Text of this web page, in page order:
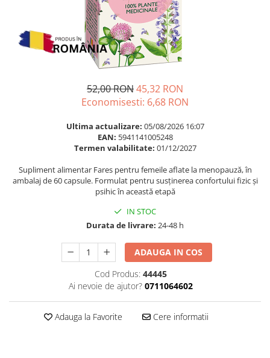
Par si unghii
Probiotice si prebiotice
Slabire si control greutate
Somn stres si anxietate
Supliment Calciu
Supliment Complexe
Supliment Magneziu
Supliment Vitamina B
Supliment Vitamina C
Supliment Vitamina D3
Supliment Vitamina E
Supliment Zinc
Balsam masca si tratament
Produse cu SPF Pentru Fata
52,00 RON45,32 RON
Economisesti: 6,68 RON
Ultima actualizare: 05/08/2026 16:07
EAN: 5941141005248
Termen valabilitate: 01/12/2027
Supliment alimentar Fares pentru femeile aflate la menopauză, în
ambalaj de 60 capsule. Formulat pentru susținerea confortului fizic și
psihic în această etapă
IN STOC
Durata de livrare: 24-48 h
ADAUGA IN COS
Cod Produs: 44445
Ai nevoie de ajutor? 0711064602
Adauga la Favorite Cere informatii